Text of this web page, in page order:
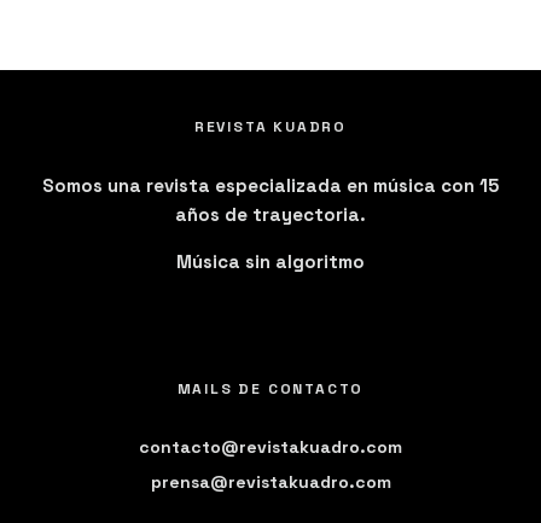
REVISTA KUADRO
Somos una revista especializada en música con 15
años de trayectoria.
Música sin algoritmo
MAILS DE CONTACTO
contacto@revistakuadro.com
prensa@revistakuadro.com